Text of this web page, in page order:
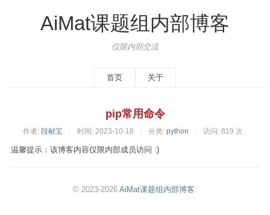
AiMat课题组内部博客
仅限内部交流
首页 关于
pip常用命令
作者: 段献宝 时间: 2023-10-18 分类: python 访问: 819 次
温馨提示：该博客内容仅限内部成员访问 :)
© 2023-2026 AiMat课题组内部博客